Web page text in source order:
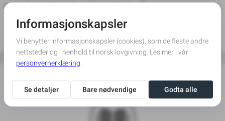
fra oss så alt for tidlig. Nå har Trudes hjerte sluttet å slå og
våre hjerter er knust. Savnet er og blir uendelig stort. Du
var det mest gavmilde, blide, omsorgsfulle og beste og
mest levende mennesket på jord.
Hvil i fred vår umistelige Trude, vi ses igjen.
Du lever videre i minnene